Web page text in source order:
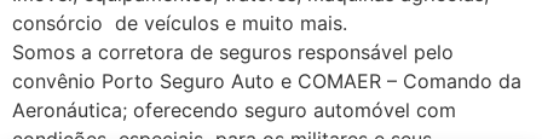
consórcio de veículos e muito mais.
Somos a corretora de seguros responsável pelo
convênio Porto Seguro Auto e COMAER – Comando da
Aeronáutica; oferecendo seguro automóvel com